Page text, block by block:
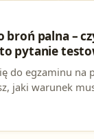
palna –
pytanie
do egzaminu na
jaki warunek
z tych pytań,